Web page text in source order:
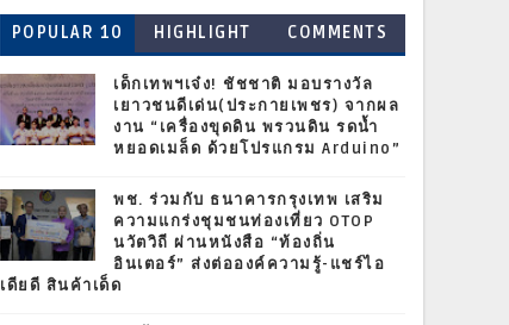
POPULAR 10 HIGHLIGHT COMMENTS
เด็กเทพฯเจ๋ง! ชัชชาติ มอบรางวัล
เยาวชนดีเด่น(ประกายเพชร) จากผล
งาน “เครื่องขุดดิน พรวนดิน รดน้ำ
หยอดเมล็ด ด้วยโปรแกรม Arduino”
พช. ร่วมกับ ธนาคารกรุงเทพ เสริม
ความแกร่งชุมชนท่องเที่ยว OTOP
นวัตวิถี ผ่านหนังสือ “ท้องถิ่น
อินเตอร์” ส่งต่อองค์ความรู้-แชร์ไอ
เดียดี สินค้าเด็ด